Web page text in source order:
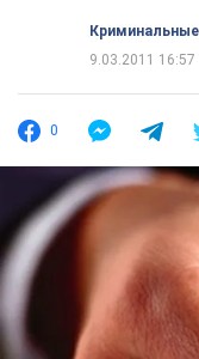
9.03.2011 16:57
0